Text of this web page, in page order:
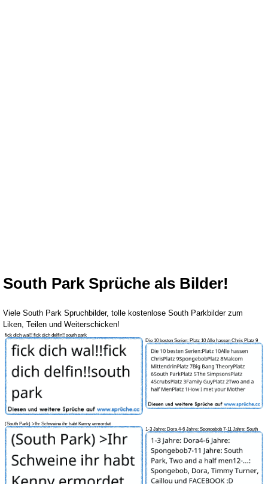
South Park Sprüche als Bilder!
Viele South Park Spruchbilder, tolle kostenlose South Parkbilder zum
Liken, Teilen und Weiterschicken!
fick dich wal!! fick dich delfin!! south park
Die 10 besten Serien: Platz 10 Alle hassen Chris Platz 9
Spongebob Platz
(South Park) >Ihr Schweine ihr habt Kenny ermordet
1-3 Jahre: Dora 4-6 Jahre: Spongebob 7-11 Jahre: South
Park, Two and a h